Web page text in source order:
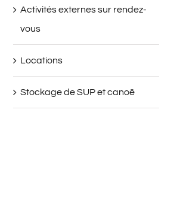
Activités externes sur rendez-
vous
Locations
Stockage de SUP et canoë